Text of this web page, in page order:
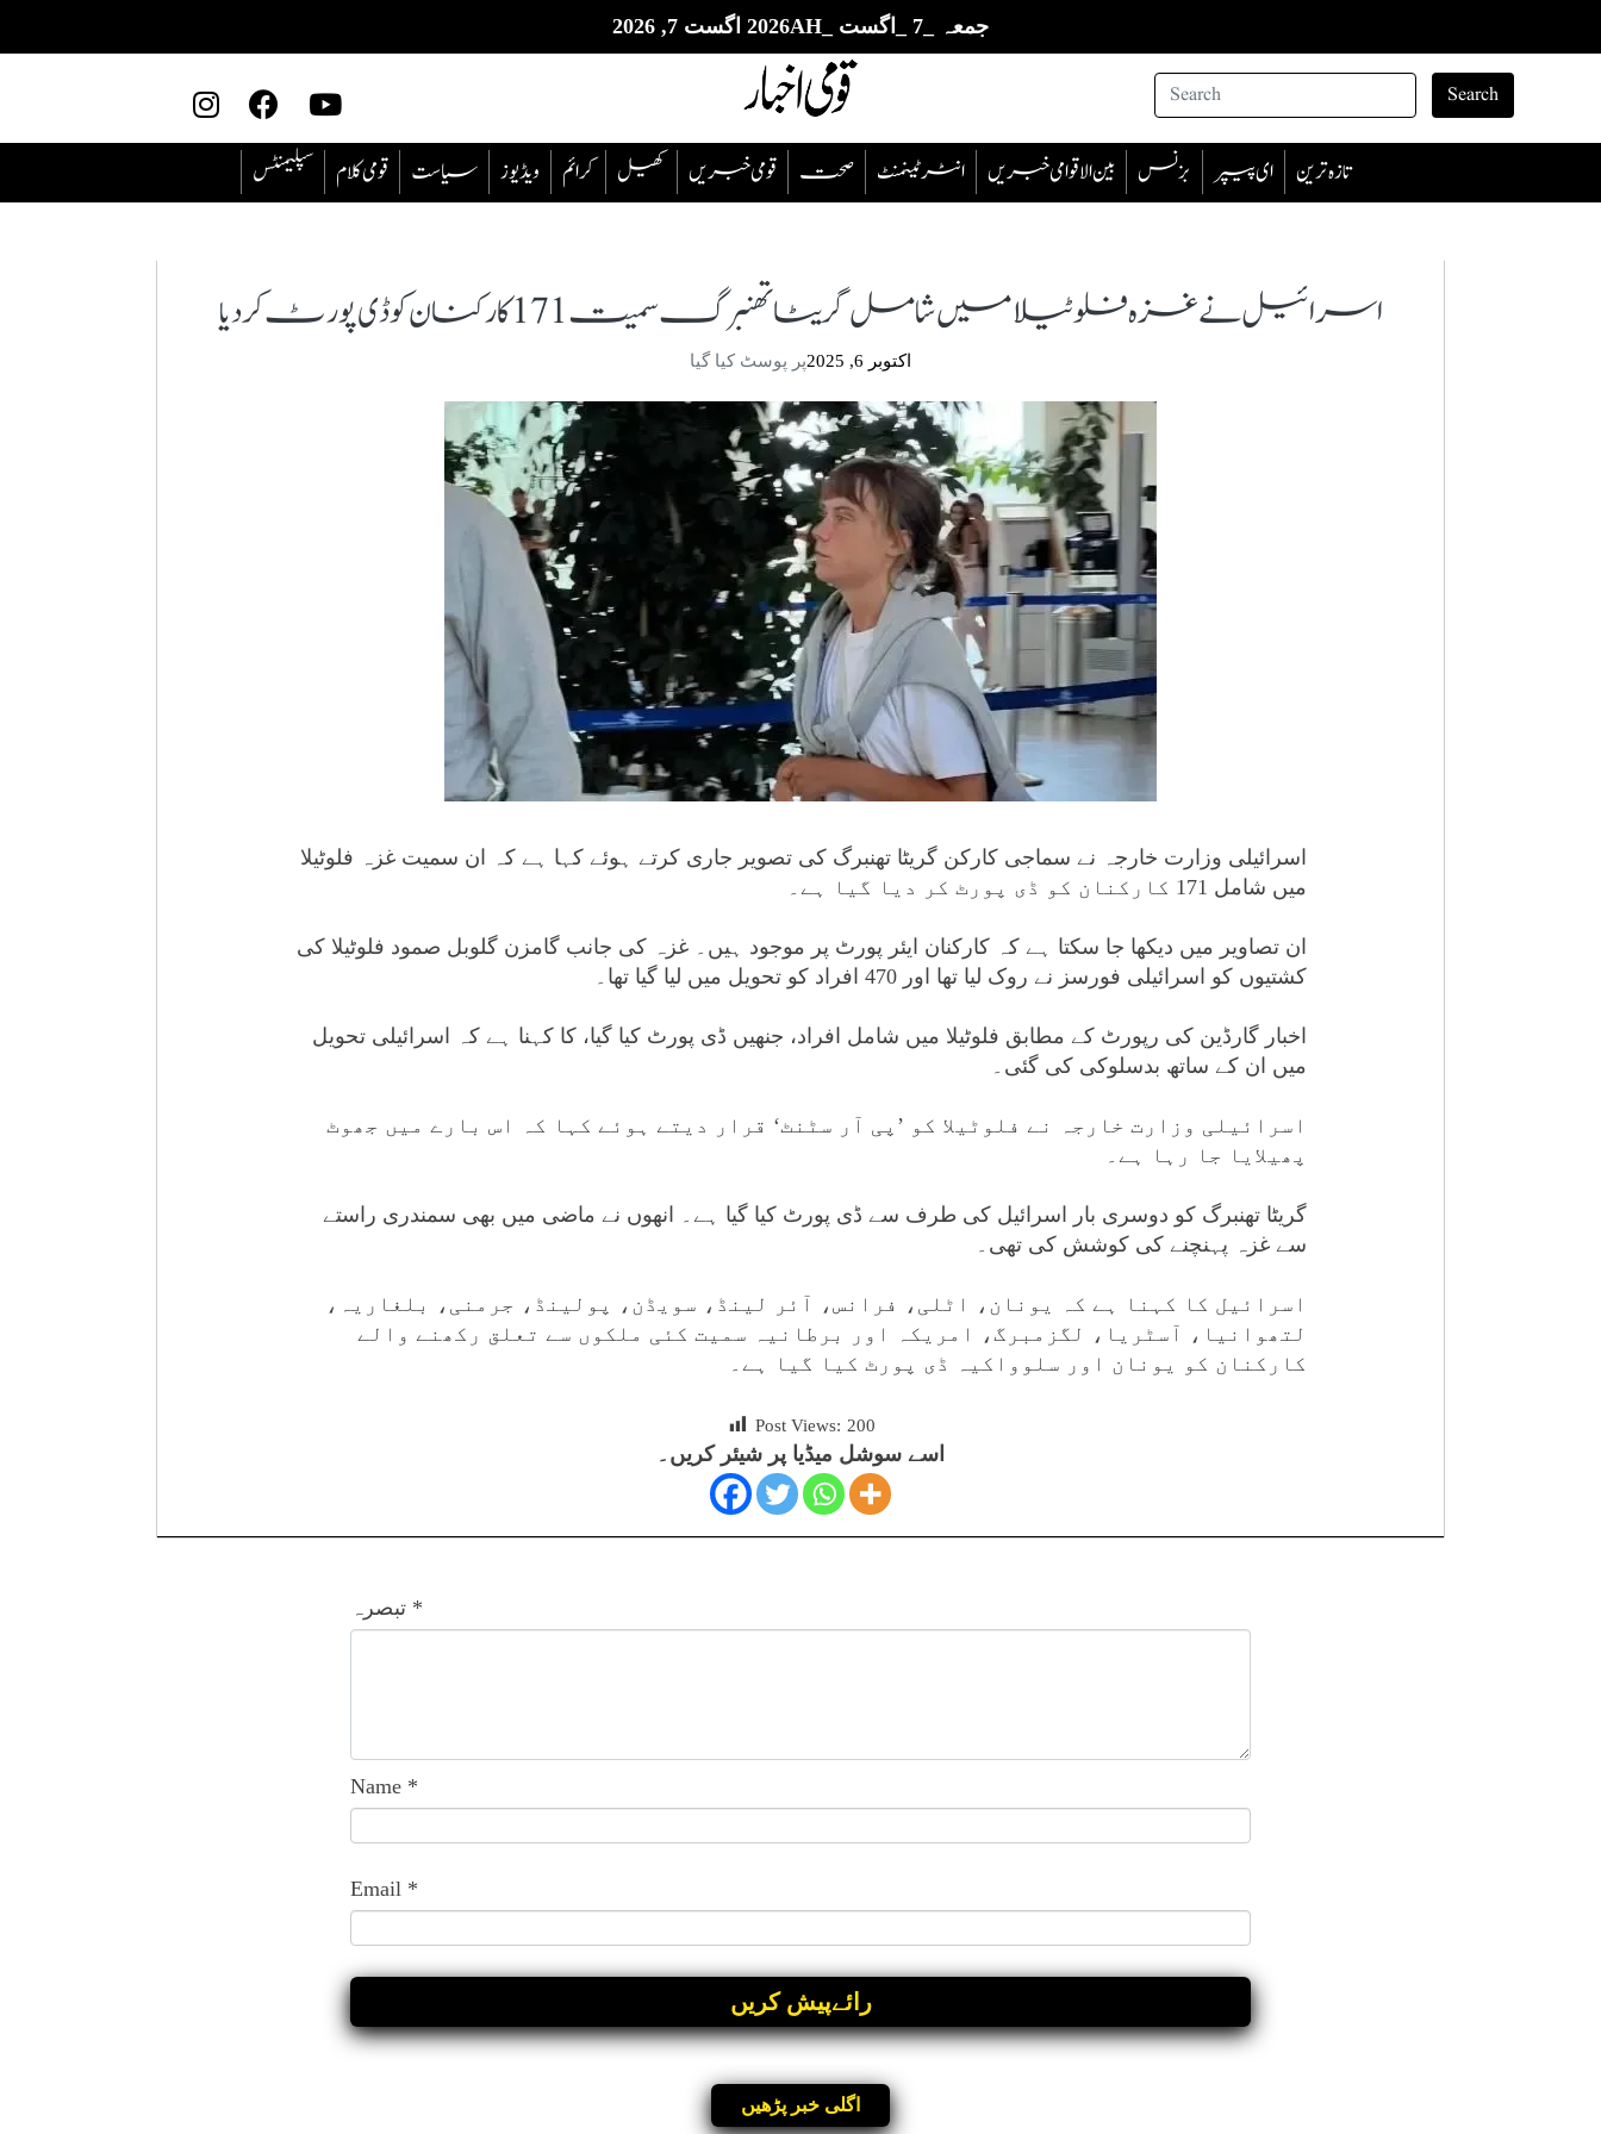
جمعہ _7 _اگست _2026AH اگست 7, 2026
Search
سپلیمنٹس قومی کلام سیاست ویڈیوز ‎کرائم کھیل قومی خبریں صحت انٹرٹینمنٹ بین الاقوامی خبریں بزنس ای پیپر تازہ ترین
اسرائیل نے غزہ فلوٹیلا میں شامل گریٹا تھنبرگ سمیت 171 کارکنان کو ڈی پورٹ کر دیا
اکتوبر 6, 2025 پر پوسٹ کیا گیا
اسرائیلی وزارت خارجہ نے سماجی کارکن گریٹا تھنبرگ کی تصویر جاری کرتے ہوئے کہا ہے کہ ان سمیت غزہ فلوٹیلا
میں شامل 171 کارکنان کو ڈی پورٹ کر دیا گیا ہے۔
ان تصاویر میں دیکھا جا سکتا ہے کہ کارکنان ایئر پورٹ پر موجود ہیں۔ غزہ کی جانب گامزن گلوبل صمود فلوٹیلا کی
کشتیوں کو اسرائیلی فورسز نے روک لیا تھا اور 470 افراد کو تحویل میں لیا گیا تھا۔
اخبار گارڈین کی رپورٹ کے مطابق فلوٹیلا میں شامل افراد، جنھیں ڈی پورٹ کیا گیا، کا کہنا ہے کہ اسرائیلی تحویل
میں ان کے ساتھ بدسلوکی کی گئی۔
اسرائیلی وزارت خارجہ نے فلوٹیلا کو ’پی آر سٹنٹ‘ قرار دیتے ہوئے کہا کہ اس بارے میں جھوٹ
پھیلایا جا رہا ہے۔
گریٹا تھنبرگ کو دوسری بار اسرائیل کی طرف سے ڈی پورٹ کیا گیا ہے۔ انھوں نے ماضی میں بھی سمندری راستے
سے غزہ پہنچنے کی کوشش کی تھی۔
اسرائیل کا کہنا ہے کہ یونان، اٹلی، فرانس، آئر لینڈ، سویڈن، پولینڈ، جرمنی، بلغاریہ،
لتھوانیا، آسٹریا، لگزمبرگ، امریکہ اور برطانیہ سمیت کئی ملکوں سے تعلق رکھنے والے
کارکنان کو یونان اور سلوواکیہ ڈی پورٹ کیا گیا ہے۔
Post Views: 200
اسے سوشل میڈیا پر شیئر کریں۔
تبصرہ *
Name *
Email *
اگلی خبر پڑھیں